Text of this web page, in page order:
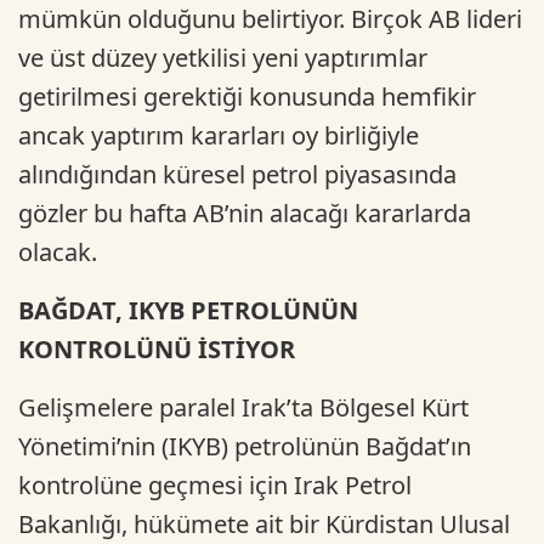
mümkün olduğunu belirtiyor. Birçok AB lideri
ve üst düzey yetkilisi yeni yaptırımlar
getirilmesi gerektiği konusunda hemfikir
ancak yaptırım kararları oy birliğiyle
alındığından küresel petrol piyasasında
gözler bu hafta AB’nin alacağı kararlarda
olacak.
BAĞDAT, IKYB PETROLÜNÜN
KONTROLÜNÜ İSTİYOR
Gelişmelere paralel Irak’ta Bölgesel Kürt
Yönetimi’nin (IKYB) petrolünün Bağdat’ın
kontrolüne geçmesi için Irak Petrol
Bakanlığı, hükümete ait bir Kürdistan Ulusal